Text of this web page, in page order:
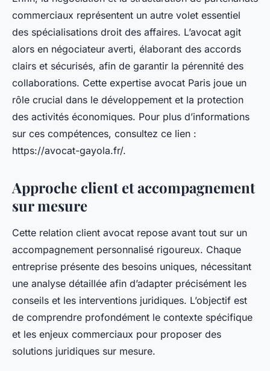
commerciaux représentent un autre volet essentiel
des spécialisations droit des affaires. L’avocat agit
alors en négociateur averti, élaborant des accords
clairs et sécurisés, afin de garantir la pérennité des
collaborations. Cette expertise avocat Paris joue un
rôle crucial dans le développement et la protection
des activités économiques. Pour plus d’informations
sur ces compétences, consultez ce lien :
https://avocat-gayola.fr/.
Approche client et accompagnement
sur mesure
Cette relation client avocat repose avant tout sur un
accompagnement personnalisé rigoureux. Chaque
entreprise présente des besoins uniques, nécessitant
une analyse détaillée afin d’adapter précisément les
conseils et les interventions juridiques. L’objectif est
de comprendre profondément le contexte spécifique
et les enjeux commerciaux pour proposer des
solutions juridiques sur mesure.